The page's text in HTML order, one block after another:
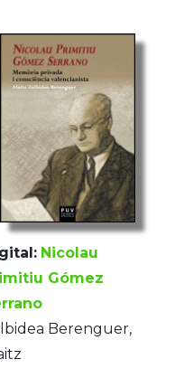
Nicolau
Gómez
Berenguer,